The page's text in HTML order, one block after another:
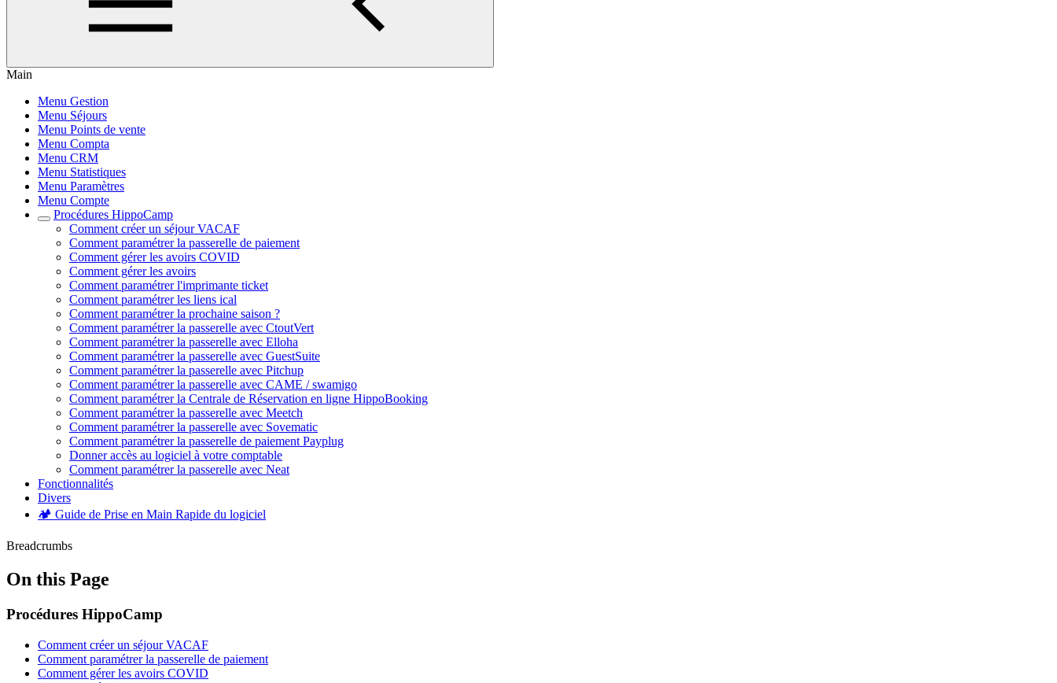
Main
Menu Gestion
Menu Séjours
Menu Points de vente
Menu Compta
Menu CRM
Menu Statistiques
Menu Paramètres
Menu Compte
Procédures HippoCamp
Comment créer un séjour VACAF
Comment paramétrer la passerelle de paiement
Comment gérer les avoirs COVID
Comment gérer les avoirs
Comment paramétrer l'imprimante ticket
Comment paramétrer les liens ical
Comment paramétrer la prochaine saison ?
Comment paramétrer la passerelle avec CtoutVert
Comment paramétrer la passerelle avec Elloha
Comment paramétrer la passerelle avec GuestSuite
Comment paramétrer la passerelle avec Pitchup
Comment paramétrer la passerelle avec CAME / swamigo
Comment paramétrer la Centrale de Réservation en ligne HippoBooking
Comment paramétrer la passerelle avec Meetch
Comment paramétrer la passerelle avec Sovematic
Comment paramétrer la passerelle de paiement Payplug
Donner accès au logiciel à votre comptable
Comment paramétrer la passerelle avec Neat
Fonctionnalités
Divers
🏕️ Guide de Prise en Main Rapide du logiciel
Breadcrumbs
On this Page
Procédures HippoCamp
Comment créer un séjour VACAF
Comment paramétrer la passerelle de paiement
Comment gérer les avoirs COVID